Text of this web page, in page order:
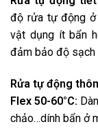
độ rửa tự động ở
vật dụng ít bẩn
đảm bảo độ sạch
Rửa tự động
Flex 50-60°C:
chảo…dính bẩn ở